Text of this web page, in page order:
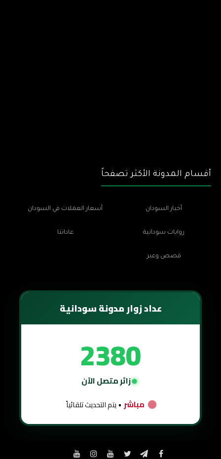
أقسام المدونة الأكثر تصفحاً
أخبار السودان أسعار العملات في السودان
روايات سودانية عاداتنا
قصص وعبر
عداد زوار مدونة سودانية
2380
زائر متصل الآن
مباشر • يتم التحديث تلقائياً